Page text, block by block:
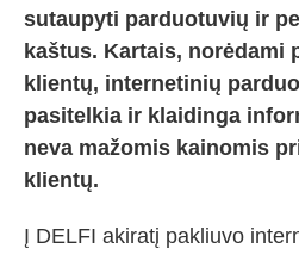
sutaupyti parduotuvių ir
kaštus. Kartais, norėdami
klientų, internetinių
pasitelkia ir klaidinga
neva mažomis kainomis
klientų.
Į DELFI akiratį pakliuvo